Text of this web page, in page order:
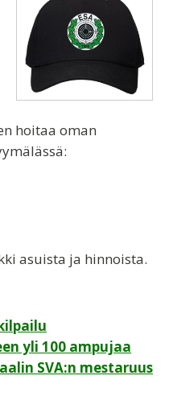
hoitaa oman
asuista ja hinnoista.
yli 100 ampujaa
SVA:n mestaruus